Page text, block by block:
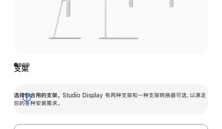
支架
选择你合用的支架。 Studio Display 有两种支架和一种支架转换器可选，以满足
你的各种安装需求。
展